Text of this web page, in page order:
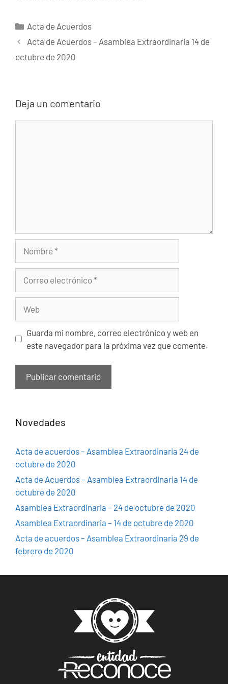
Categorías
Acta de Acuerdos
Acta de Acuerdos – Asamblea Extraordinaria 14 de
octubre de 2020
Deja un comentario
electrónico
Guarda mi nombre, correo electrónico y web en
este navegador para la próxima vez que comente.
Novedades
Acta de acuerdos – Asamblea Extraordinaria 24 de
octubre de 2020
Acta de Acuerdos – Asamblea Extraordinaria 14 de
octubre de 2020
Asamblea Extraordinaria – 24 de octubre de 2020
Asamblea Extraordinaria – 14 de octubre de 2020
Acta de acuerdos – Asamblea Extraordinaria 29 de
febrero de 2020